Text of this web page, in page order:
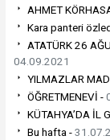
AHMET
Kara panteri
ATATÜRK 26
04.09.2021
YILMAZLAR
ÖĞRETMENEVİ -
KÜTAHYA’DA İL
Bu hafta -